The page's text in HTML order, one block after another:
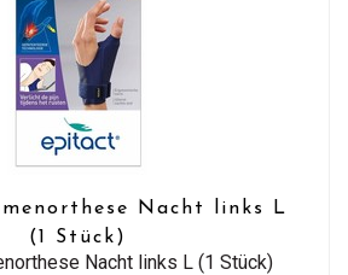
Nacht links L
(1 Stück)
Nacht links L (1 Stück)